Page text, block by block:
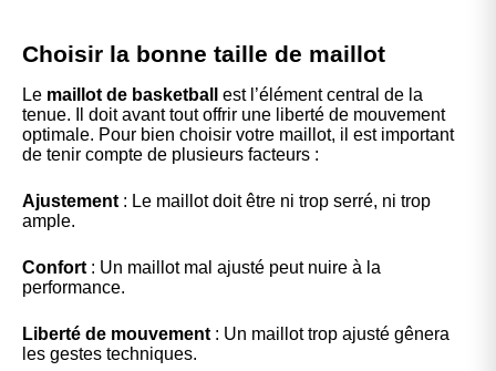
Choisir la bonne taille de maillot
Le maillot de basketball
est l’élément central de la
tenue. Il doit avant tout offrir une liberté de mouvement
optimale. Pour bien choisir votre maillot, il est important
de tenir compte de plusieurs facteurs :
Ajustement : Le maillot doit être ni trop serré, ni trop
ample.
Confort : Un maillot mal ajusté peut nuire à la
performance.
Liberté de mouvement : Un maillot trop ajusté gênera
les gestes techniques.